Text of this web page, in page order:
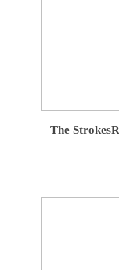
The Strokes